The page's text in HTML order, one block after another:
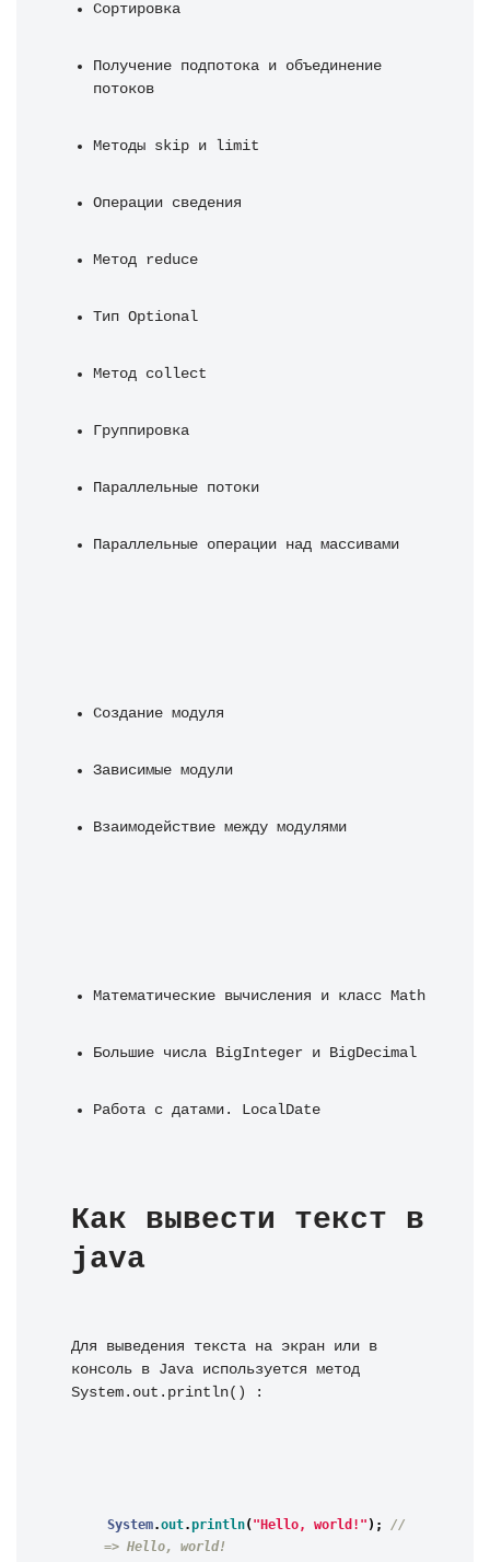
Сортировка
Получение подпотока и объединение
потоков
Методы skip и limit
Операции сведения
Метод reduce
Тип Optional
Метод collect
Группировка
Параллельные потоки
Параллельные операции над массивами
Создание модуля
Зависимые модули
Взаимодействие между модулями
Математические вычисления и класс Math
Большие числа BigInteger и BigDecimal
Работа с датами. LocalDate
Как вывести текст в
java
Для выведения текста на экран или в
консоль в Java используется метод
System.out.println() :
System.out.println( "Hello, world!" );
//
=> Hello, world!